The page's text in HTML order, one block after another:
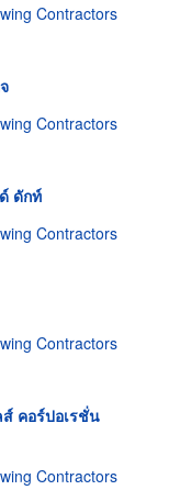
Contractors
Contractors
ดักท์
Contractors
Contractors
คอร์ปอเรชั่น
Contractors